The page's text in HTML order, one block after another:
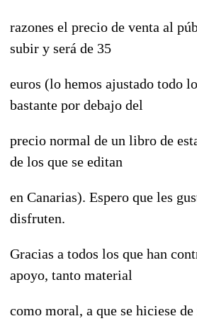
razones el precio de venta al
subir y será de 35
euros (lo hemos ajustado todo
bastante por debajo del
precio normal de un libro de
de los que se editan
en Canarias). Espero que les
disfruten.
Gracias a todos los que han
apoyo, tanto material
como moral, a que se hiciese